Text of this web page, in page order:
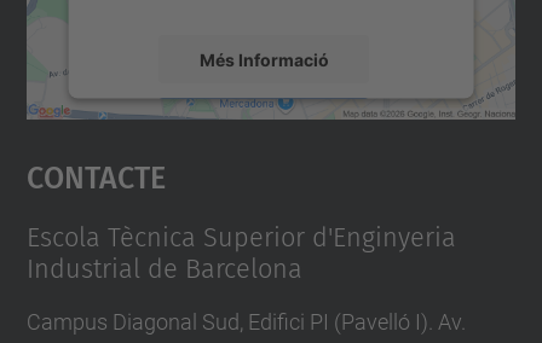
Més Informació
Accepta
powered by
Contacte
Escola Tècnica Superior d'Enginyeria
Industrial de Barcelona
Campus Diagonal Sud, Edifici PI (Pavelló I). Av.